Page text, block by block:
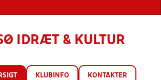
IDRÆT & KULTUR
KLUBINFO KONTAKTER